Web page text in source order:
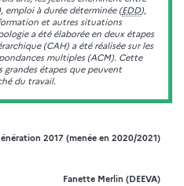
emploi à durée déterminée (EDD),
et autres situations
a été élaborée en deux étapes
(CAH) a été réalisée sur les
multiples (ACM). Cette
grandes étapes que peuvent
du travail.
2017 (menée en 2020/2021)
Fanette Merlin (DEEVA)